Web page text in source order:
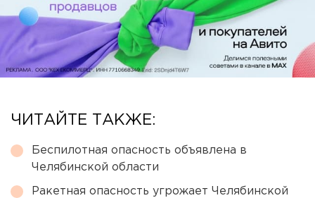
ЧИТАЙТЕ ТАКЖЕ:
Беспилотная опасность объявлена в
Челябинской области
Ракетная опасность угрожает Челябинской